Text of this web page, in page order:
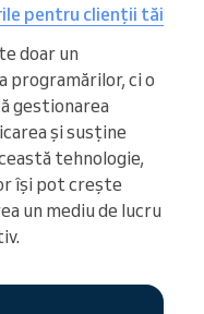
pentru clienții tăi
doar un
ci o
gestionarea
și susține
tehnologie,
își pot crește
un mediu de lucru